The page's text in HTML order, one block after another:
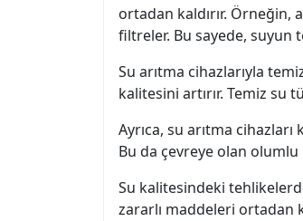
ortadan kaldırır.
filtreler. Bu sayede, suyun
Su arıtma cihazlarıyla
kalitesini artırır. Temiz su
Ayrıca, su arıtma
Bu da çevreye olan olumlu
Su kalitesindeki
zararlı maddeleri ortadan